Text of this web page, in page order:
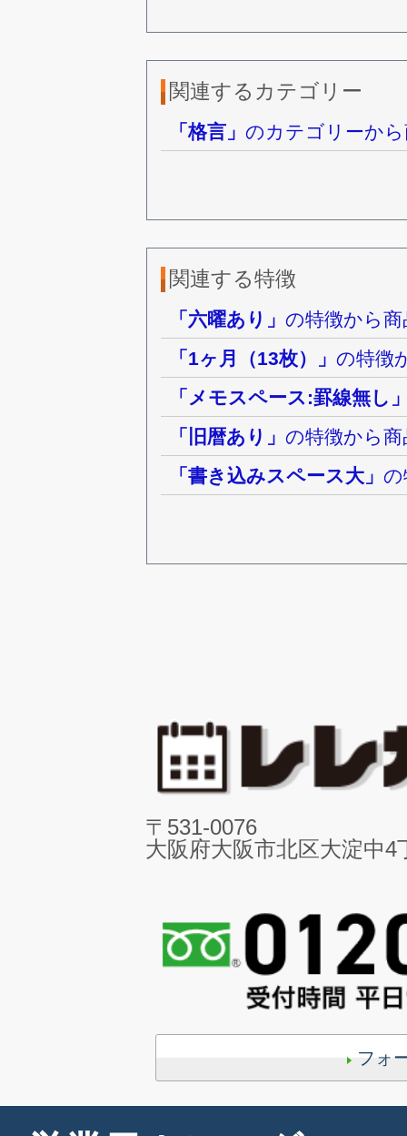
関連するカテゴリー
「格言」のカテゴリーか
関連する特徴
「六曜あり」の特徴から
「1ヶ月（13枚）」の特徴
「メモスペース:罫線無し
「旧暦あり」の特徴から
「書き込みスペース大」
〒531-0076
大阪府大阪市北区大淀中4
フォ